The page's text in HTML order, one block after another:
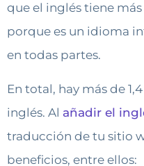
que el inglés tiene
porque es un idioma
en todas partes.
En total, hay más de
inglés. Al añadir el
traducción de tu sitio
beneficios, entre ellos: